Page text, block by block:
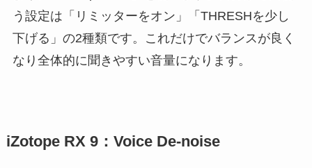
う設定は「リミッターをオン」「THRESHを少し
下げる」の2種類です。これだけでバランスが良く
なり全体的に聞きやすい音量になります。
iZotope RX 9：Voice De-noise